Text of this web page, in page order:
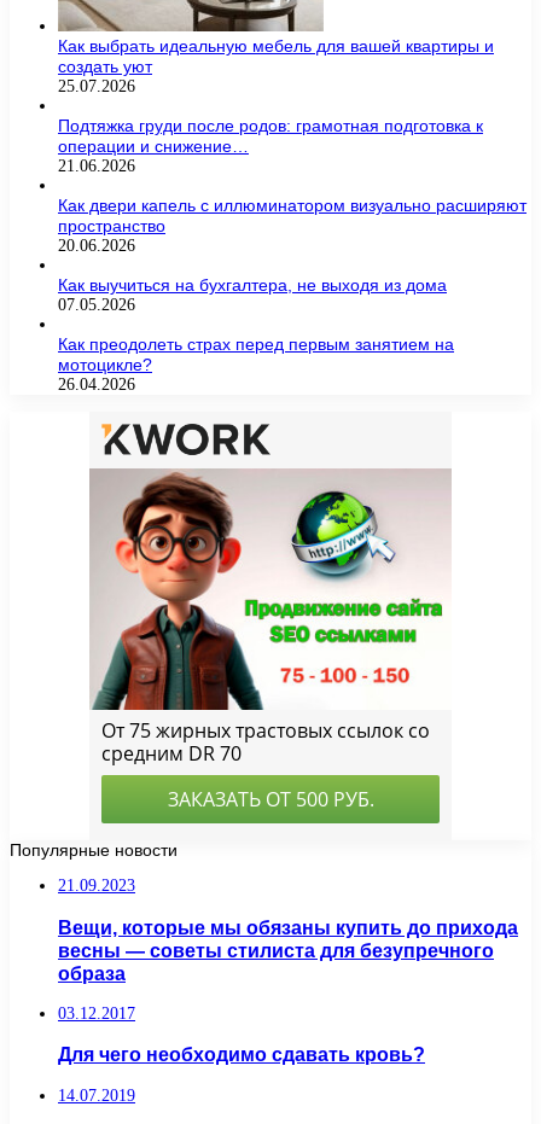
Как выбрать идеальную мебель для вашей квартиры и
создать уют
25.07.2026
Подтяжка груди после родов: грамотная подготовка к
операции и снижение…
21.06.2026
Как двери капель с иллюминатором визуально расширяют
пространство
20.06.2026
Как выучиться на бухгалтера, не выходя из дома
07.05.2026
Как преодолеть страх перед первым занятием на
мотоцикле?
26.04.2026
Популярные новости
21.09.2023
Вещи, которые мы обязаны купить до прихода
весны — советы стилиста для безупречного
образа
03.12.2017
Для чего необходимо сдавать кровь?
14.07.2019